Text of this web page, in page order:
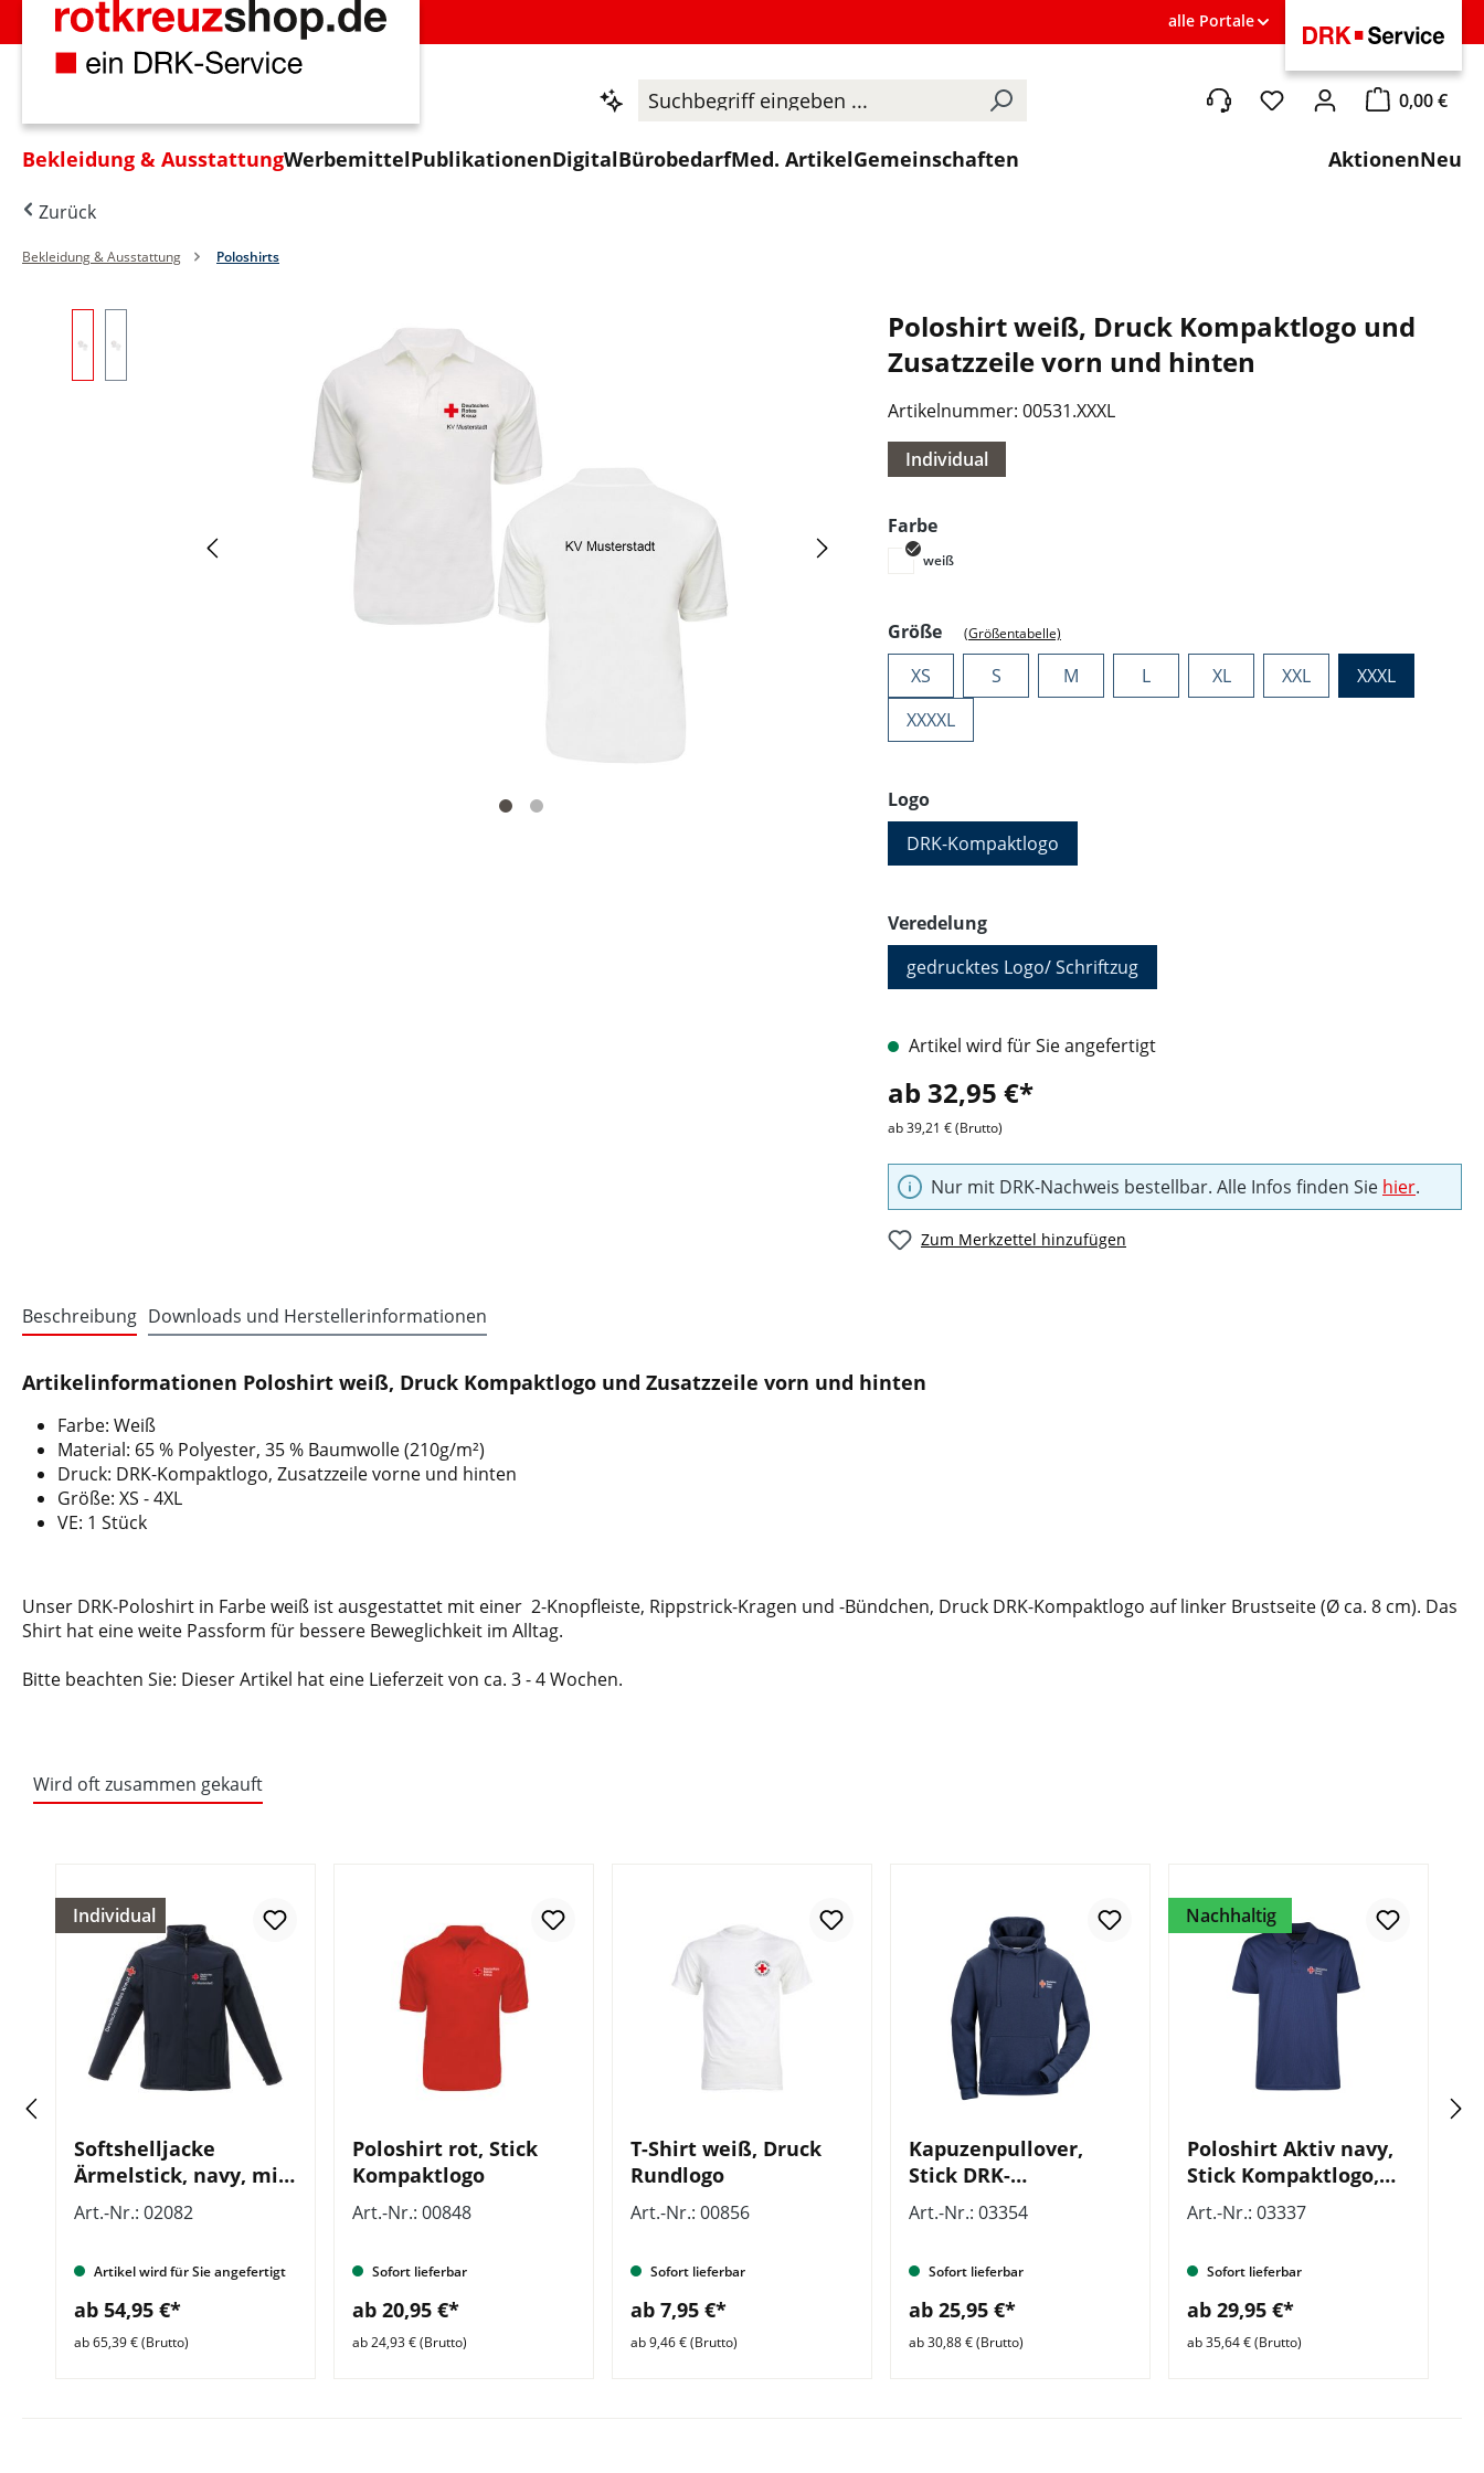
Hauptinhalt springen
Zur Suche springen
Zur Hauptnavigation springen alle Portale
Du hast 0 Produkte auf
0,00 €
Warenkorb
Bekleidung & AusstattungWerbemittelPublikationenDigitalBürobedarfMed. ArtikelGemeinschaften AktionenNeu
Zurück
Bekleidung & Ausstattung Poloshirts
Poloshirt weiß, Druck Kompaktlogo und
Zusatzzeile vorn und hinten
Artikelnummer: 00531.XXXL
Individual
Farbeauswählen
weiß
Größeauswählen
(Größentabelle)
XS S M L XL XXL
XXXL
XXXXL
Logoauswählen
DRK-Kompaktlogo
Veredelungauswählen
gedrucktes Logo/ Schriftzug
Artikel wird für Sie angefertigt
ab 32,95 €*
ab 39,21 € (Brutto)
Nur mit DRK-Nachweis bestellbar. Alle Infos finden Sie hier.
Zum Merkzettel hinzufügen
Beschreibung Downloads und Herstellerinformationen
Artikelinformationen Poloshirt weiß, Druck Kompaktlogo und Zusatzzeile vorn und hinten
Farbe: Weiß
Material: 65 % Polyester, 35 % Baumwolle (210g/m²)
Druck: DRK-Kompaktlogo, Zusatzzeile vorne und hinten
Größe: XS - 4XL
VE: 1 Stück
Unser DRK-Poloshirt in Farbe weiß ist ausgestattet mit einer 2-Knopfleiste, Rippstrick-Kragen und -Bündchen, Druck DRK-Kompaktlogo auf linker Brustseite (Ø ca. 8 cm). Das
Shirt hat eine weite Passform für bessere Beweglichkeit im Alltag.
Bitte beachten Sie: Dieser Artikel hat eine Lieferzeit von ca. 3 - 4 Wochen.
Wird oft zusammen gekauft
Individual
Softshelljacke
Ärmelstick, navy, mit
Zusatzzeile vorn
Art.-Nr.: 02082
Artikel wird für Sie angefertigt
ab 54,95 €*
ab 65,39 € (Brutto)
Poloshirt rot, Stick
Kompaktlogo
Art.-Nr.: 00848
Sofort lieferbar
ab 20,95 €*
ab 24,93 € (Brutto)
T-Shirt weiß, Druck
Rundlogo
Art.-Nr.: 00856
Sofort lieferbar
ab 7,95 €*
ab 9,46 € (Brutto)
Kapuzenpullover,
Stick DRK-
Kompaktlogo
Art.-Nr.: 03354
Sofort lieferbar
ab 25,95 €*
ab 30,88 € (Brutto)
Nachhaltig
Poloshirt Aktiv navy,
Stick Kompaktlogo,
aus recyceltem
Polyester
Art.-Nr.: 03337
Sofort lieferbar
ab 29,95 €*
ab 35,64 € (Brutto)